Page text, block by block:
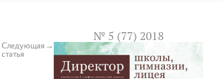
Следующая
статья
№ 5 (77) 2018